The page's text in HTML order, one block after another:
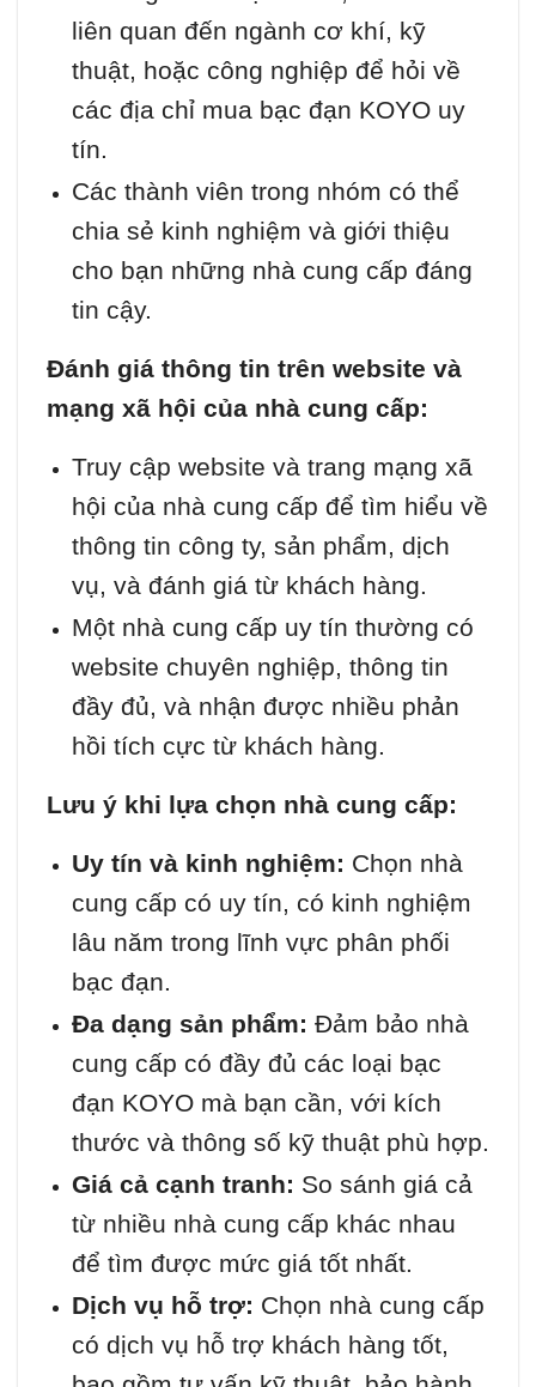
liên quan đến ngành cơ khí, kỹ
thuật, hoặc công nghiệp để hỏi về
các địa chỉ mua bạc đạn KOYO uy
tín.
Các thành viên trong nhóm có thể
chia sẻ kinh nghiệm và giới thiệu
cho bạn những nhà cung cấp đáng
tin cậy.
Đánh giá thông tin trên website và
mạng xã hội của nhà cung cấp:
Truy cập website và trang mạng xã
hội của nhà cung cấp để tìm hiểu về
thông tin công ty, sản phẩm, dịch
vụ, và đánh giá từ khách hàng.
Một nhà cung cấp uy tín thường có
website chuyên nghiệp, thông tin
đầy đủ, và nhận được nhiều phản
hồi tích cực từ khách hàng.
Lưu ý khi lựa chọn nhà cung cấp:
Uy tín và kinh nghiệm: Chọn nhà
cung cấp có uy tín, có kinh nghiệm
lâu năm trong lĩnh vực phân phối
bạc đạn.
Đa dạng sản phẩm: Đảm bảo nhà
cung cấp có đầy đủ các loại bạc
đạn KOYO mà bạn cần, với kích
thước và thông số kỹ thuật phù hợp.
Giá cả cạnh tranh: So sánh giá cả
từ nhiều nhà cung cấp khác nhau
để tìm được mức giá tốt nhất.
Dịch vụ hỗ trợ: Chọn nhà cung cấp
có dịch vụ hỗ trợ khách hàng tốt,